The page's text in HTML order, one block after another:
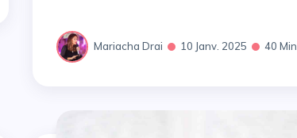
Mariacha Drai 10 Janv. 2025 40 Min